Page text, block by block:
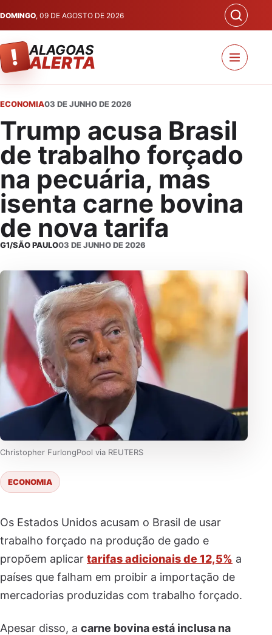
DOMINGO, 09 DE AGOSTO DE 2026
! ALAGOAS
ALERTA
ECONOMIA03 DE JUNHO DE 2026
Trump acusa Brasil
de trabalho forçado
na pecuária, mas
isenta carne bovina
de nova tarifa
G1/SÃO PAULO03 DE JUNHO DE 2026
Christopher FurlongPool via REUTERS
ECONOMIA
Os Estados Unidos acusam o Brasil de usar
trabalho forçado na produção de gado e
propõem aplicar tarifas adicionais de 12,5% a
países que falham em proibir a importação de
mercadorias produzidas com trabalho forçado.
Apesar disso, a carne bovina está inclusa na